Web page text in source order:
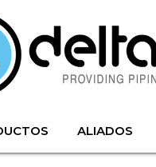
ALIADOS